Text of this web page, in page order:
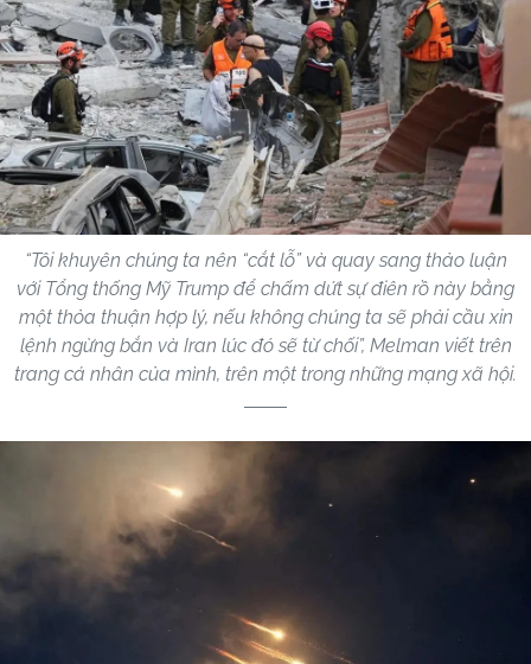
“Tôi khuyên chúng ta nên “cắt lỗ” và quay sang thảo luận
với Tổng thống Mỹ Trump để chấm dứt sự điên rồ này bằng
một thỏa thuận hợp lý, nếu không chúng ta sẽ phải cầu xin
lệnh ngừng bắn và Iran lúc đó sẽ từ chối”, Melman viết trên
trang cá nhân của mình, trên một trong những mạng xã hội.